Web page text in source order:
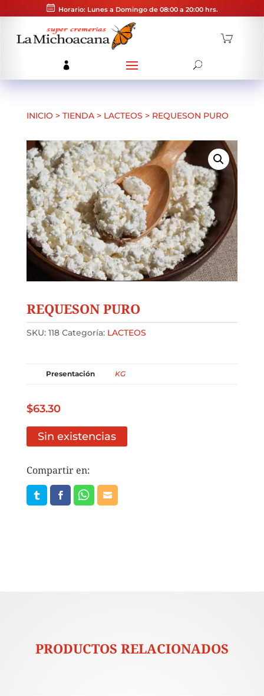
Horario: Lunes a Domingo de 08:00 a 20:00 hrs.
INICIO > TIENDA> LACTEOS > REQUESON PURO
REQUESON PURO
SKU: 118 Categoría: LACTEOS
Presentación KG
$63.30
Sin existencias
Compartir en:
PRODUCTOS RELACIONADOS